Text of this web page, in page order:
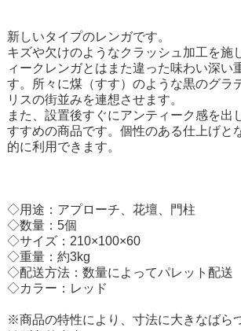
新しいタイプのレンガです。
キズや欠けのようなクラッシュ加工を施
ィークレンガとはまた違った味わい深い
す。所々に煤（すす）のような黒のグラ
リスの街並みを連想させます。
また、設置後すぐにアンティーク感を出
すすめの商品です。個性のある仕上げと
的に利用できます。
◇用途：アプローチ、花壇、門柱
◇数量：5個
◇サイズ：210×100×60
◇重量：約3kg
◇配送方法：数量によってパレット配送
◇カラー：レッド
※商品の特性により、寸法に大きなばら